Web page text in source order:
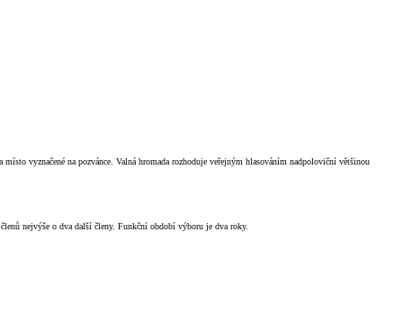
vyznačené na pozvánce. Valná hromada rozhoduje veřejným hlasováním nadpoloviční většinou
nejvýše o dva další členy. Funkční období výboru je dva roky.